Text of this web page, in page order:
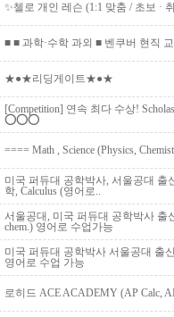
✨첼로 개인 레슨 (1:1 맞춤 / 초보 ·
■ ■ 과학·수학 과외 ■ 벤쿠버 현직
★●★리딩게이트★●★
[Competition] 연속 최다 수상!
⭕️⭕️⭕️
==== Math , Science (Physics,
미국 퍼듀대 공학박사, 서울공대 출
학, Calculus (영어로..
서울공대, 미국 퍼듀대 공학박사 출
chem.) 영어로 수업가능
미국 퍼듀대 공학박사 서울공대 출
영어로 수업 가능
로히드 ACE ACADEMY (AP Calc,